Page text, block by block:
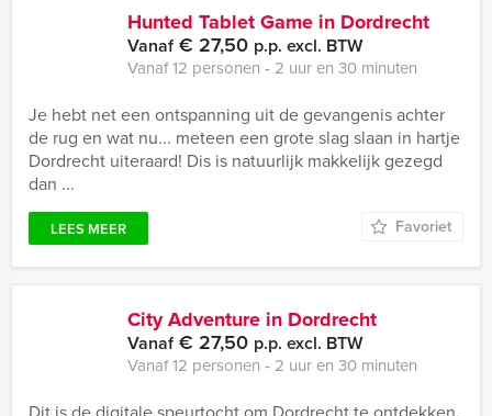
Hunted Tablet Game in Dordrecht
Vanaf€ 27,50 p.p. excl. BTW
Vanaf 12 personen ‐ 2 uur en 30 minuten
Je hebt net een ontspanning uit de gevangenis achter
de rug en wat nu... meteen een grote slag slaan in hartje
Dordrecht uiteraard! Dis is natuurlijk makkelijk gezegd
dan ...
LEES MEER Favoriet
City Adventure in Dordrecht
Vanaf€ 27,50 p.p. excl. BTW
Vanaf 12 personen ‐ 2 uur en 30 minuten